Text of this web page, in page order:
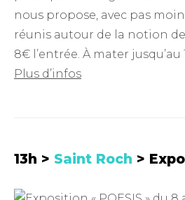
nous propose, avec pas
réunis autour de la notion de
8€ l’entrée. À mater jusqu’au
Plus d’infos
13h > Saint Roch > Expo